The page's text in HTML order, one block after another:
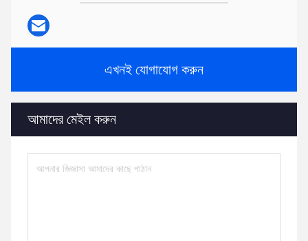
এখনই যোগাযোগ করুন
আমাদের মেইল করুন